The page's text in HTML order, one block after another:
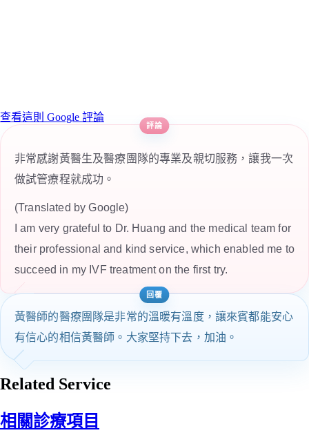
查看這則 Google 評論
非常感謝黃醫生及醫療團隊的專業及親切服務，讓我一次
做試管療程就成功。
(Translated by Google)
I am very grateful to Dr. Huang and the medical team for
their professional and kind service, which enabled me to
succeed in my IVF treatment on the first try.
黃醫師的醫療團隊是非常的溫暖有溫度，讓來賓都能安心
有信心的相信黃醫師。大家堅持下去，加油。
Related Service
相關診療項目